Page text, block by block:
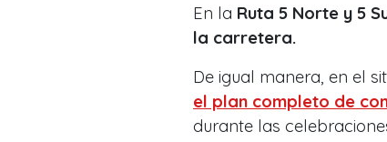
En la Ruta 5 Norte y 5
la carretera.
De igual manera, en el
el plan completo de
durante las